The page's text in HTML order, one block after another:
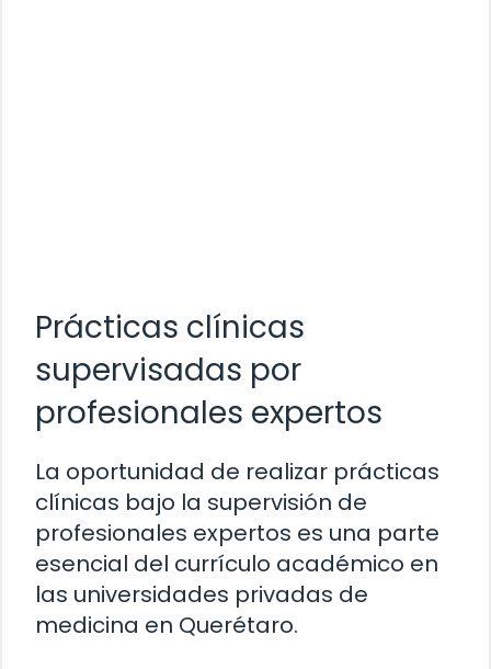
Prácticas clínicas
supervisadas por
profesionales expertos
La oportunidad de realizar prácticas
clínicas bajo la supervisión de
profesionales expertos es una parte
esencial del currículo académico en
las universidades privadas de
medicina en Querétaro.